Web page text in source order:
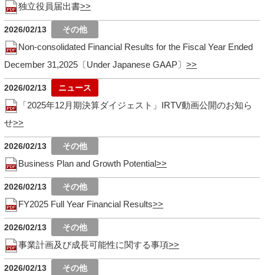
独立役員届出書
2026/02/13
Non-consolidated Financial Results for the Fiscal Year Ended
December 31,2025〔Under Japanese GAAP〕
2026/02/13
「2025年12月期決算ダイジェスト」IRTV動画公開のお知ら
せ
2026/02/13
Business Plan and Growth Potential
2026/02/13
FY2025 Full Year Financial Results
2026/02/13
事業計画及び成長可能性に関する事項
2026/02/13